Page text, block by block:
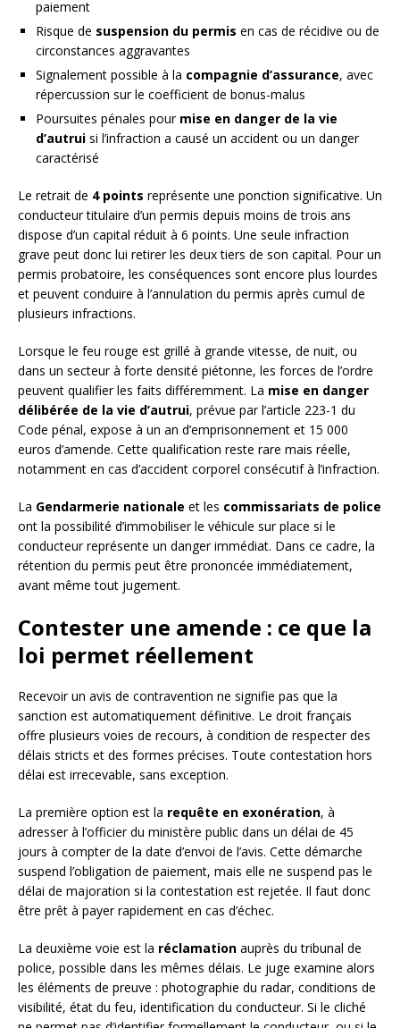
paiement
Risque de suspension du permis en cas de récidive ou de
circonstances aggravantes
Signalement possible à la compagnie d’assurance, avec
répercussion sur le coefficient de bonus-malus
Poursuites pénales pour mise en danger de la vie
d’autrui si l’infraction a causé un accident ou un danger
caractérisé
Le retrait de 4 points représente une ponction significative. Un
conducteur titulaire d’un permis depuis moins de trois ans
dispose d’un capital réduit à 6 points. Une seule infraction
grave peut donc lui retirer les deux tiers de son capital. Pour un
permis probatoire, les conséquences sont encore plus lourdes
et peuvent conduire à l’annulation du permis après cumul de
plusieurs infractions.
Lorsque le feu rouge est grillé à grande vitesse, de nuit, ou
dans un secteur à forte densité piétonne, les forces de l’ordre
peuvent qualifier les faits différemment. La mise en danger
délibérée de la vie d’autrui, prévue par l’article 223-1 du
Code pénal, expose à un an d’emprisonnement et 15 000
euros d’amende. Cette qualification reste rare mais réelle,
notamment en cas d’accident corporel consécutif à l’infraction.
La Gendarmerie nationale et les commissariats de police
ont la possibilité d’immobiliser le véhicule sur place si le
conducteur représente un danger immédiat. Dans ce cadre, la
rétention du permis peut être prononcée immédiatement,
avant même tout jugement.
Contester une amende : ce que la
loi permet réellement
Recevoir un avis de contravention ne signifie pas que la
sanction est automatiquement définitive. Le droit français
offre plusieurs voies de recours, à condition de respecter des
délais stricts et des formes précises. Toute contestation hors
délai est irrecevable, sans exception.
La première option est la requête en exonération, à
adresser à l’officier du ministère public dans un délai de 45
jours à compter de la date d’envoi de l’avis. Cette démarche
suspend l’obligation de paiement, mais elle ne suspend pas le
délai de majoration si la contestation est rejetée. Il faut donc
être prêt à payer rapidement en cas d’échec.
La deuxième voie est la réclamation auprès du tribunal de
police, possible dans les mêmes délais. Le juge examine alors
les éléments de preuve : photographie du radar, conditions de
visibilité, état du feu, identification du conducteur. Si le cliché